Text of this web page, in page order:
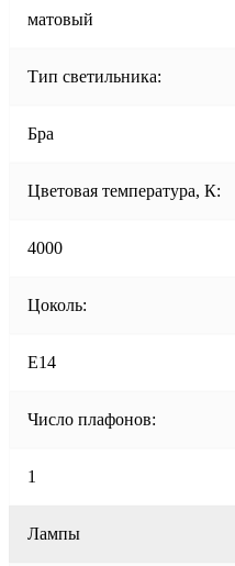
матовый
Тип светильника:
Бра
Цветовая температура, К:
4000
Цоколь:
E14
Число плафонов:
1
Лампы